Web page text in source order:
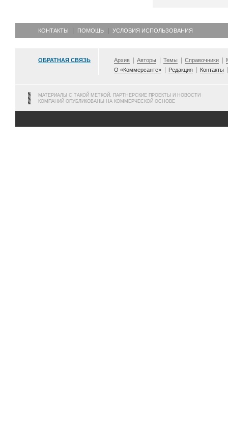
КОНТАКТЫ ПОМОЩЬ УСЛОВИЯ ИСПОЛЬЗОВАНИЯ
ОБРАТНАЯ СВЯЗЬ Архив Авторы Темы Справочники
О «Коммерсанте»
Редакция Контакты
МАТЕРИАЛЫ С ТАКОЙ МЕТКОЙ, ПАРТНЕРСКИЕ ПРОЕКТЫ И НОВОСТИ
КОМПАНИЙ ОПУБЛИКОВАНЫ НА КОММЕРЧЕСКОЙ ОСНОВЕ